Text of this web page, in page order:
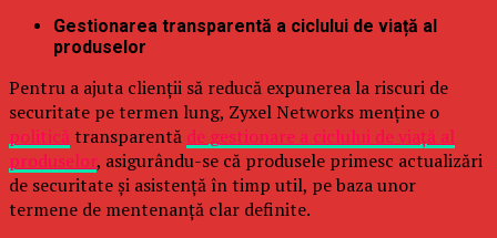
Gestionarea transparentă a ciclului de viață al
produselor
Pentru a ajuta clienții să reducă expunerea la riscuri de
securitate pe termen lung, Zyxel Networks menține o
politică transparentă de gestionare a ciclului de viață al
produselor, asigurându-se că produsele primesc actualizări
de securitate și asistență în timp util, pe baza unor
termene de mentenanță clar definite.